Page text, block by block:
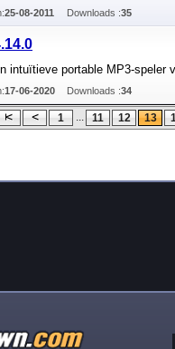
25-08-2011 Downloads :35
intuïtieve portable MP3-speler
17-06-2020 Downloads :34
1 ... 11 12 13